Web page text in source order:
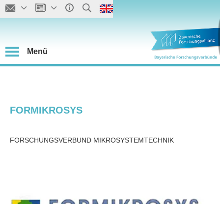
Menü
FORMIKROSYS
FORSCHUNGSVERBUND MIKROSYSTEMTECHNIK